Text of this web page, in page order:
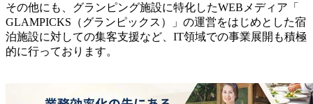
その他にも、グランピング施設に特化したWEBメディア「
GLAMPICKS（グランピックス）」の運営をはじめとした宿
泊施設に対しての集客支援など、IT領域での事業展開も積極
的に行っております。